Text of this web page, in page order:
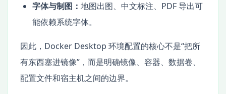
字体与制图： 地图出图、中文标注、PDF 导出可
能依赖系统字体。
因此，Docker Desktop 环境配置的核心不是“把所
有东西塞进镜像”，而是明确镜像、容器、数据卷、
配置文件和宿主机之间的边界。